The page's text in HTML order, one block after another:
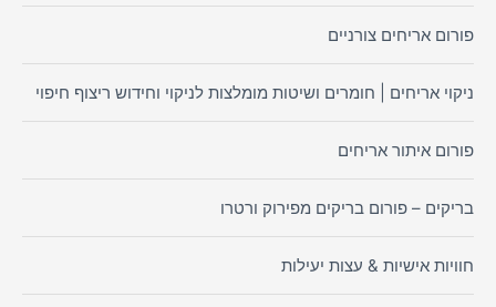
פורום אריחים צורניים
ניקוי אריחים | חומרים ושיטות מומלצות לניקוי וחידוש ריצוף חיפוי
פורום איתור אריחים
בריקים – פורום בריקים מפירוק ורטרו
חוויות אישיות & עצות יעילות